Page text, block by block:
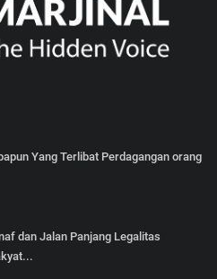
Yang Terlibat Perdagangan orang
dan Jalan Panjang Legalitas